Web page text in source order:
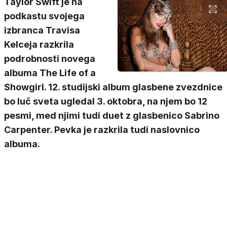
podkastu svojega
izbranca Travisa
Kelceja razkrila
podrobnosti novega
albuma The Life of a
Showgirl. 12. studijski album glasbene zvezdnice
bo luč sveta ugledal 3. oktobra, na njem bo 12
pesmi, med njimi tudi duet z glasbenico Sabrino
Carpenter. Pevka je razkrila tudi naslovnico
albuma.